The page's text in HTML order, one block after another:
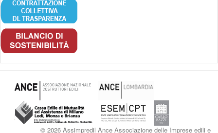
© 2026 Assimpredil Ance Associazione delle Imprese edili e